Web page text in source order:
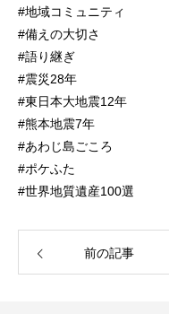
#地域コミュニティ
#備えの大切さ
#語り継ぎ
#震災28年
#東日本大地震12年
#熊本地震7年
#あわじ島ごころ
#ポケふた
#世界地質遺産100選
前の記事